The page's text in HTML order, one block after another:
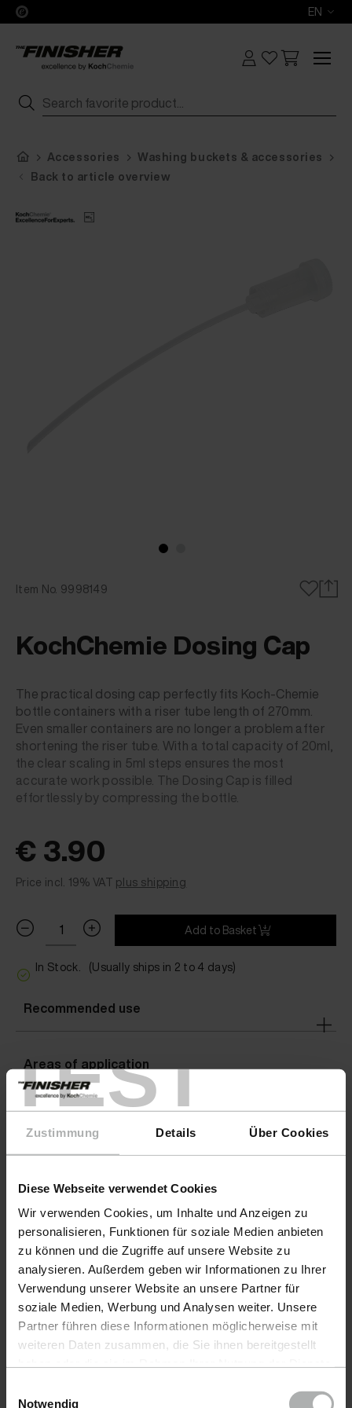
TEST
Zustimmung Details Über Cookies
Diese Webseite verwendet Cookies
Wir verwenden Cookies, um Inhalte und Anzeigen zu
personalisieren, Funktionen für soziale Medien anbieten
zu können und die Zugriffe auf unsere Website zu
analysieren. Außerdem geben wir Informationen zu Ihrer
Verwendung unserer Website an unsere Partner für
soziale Medien, Werbung und Analysen weiter. Unsere
Partner führen diese Informationen möglicherweise mit
weiteren Daten zusammen, die Sie ihnen bereitgestellt
Einstellungen zu den Cookies finden Sie unter
Notwendig
EN
Accessories Washing buckets & accessories
Back to article overview
Item No. 9998149
KochChemie Dosing Cap
The practical dosing cap perfectly fits Koch-Chemie
bottle containers with a riser tube length of 270mm.
Even smaller containers are no longer a problem after
shortening the riser tube. With a total capacity of 20ml,
the clear scaling in 5ml steps ensures the most
accurate work possible. The Dosing Cap is filled
effortlessly by compressing the bottle.
€ 3.90
Price incl. 19% VAT plus shipping
Add to Basket
In Stock. (Usually ships in 2 to 4 days)
Recommended use
Areas of application
Products
CarCare